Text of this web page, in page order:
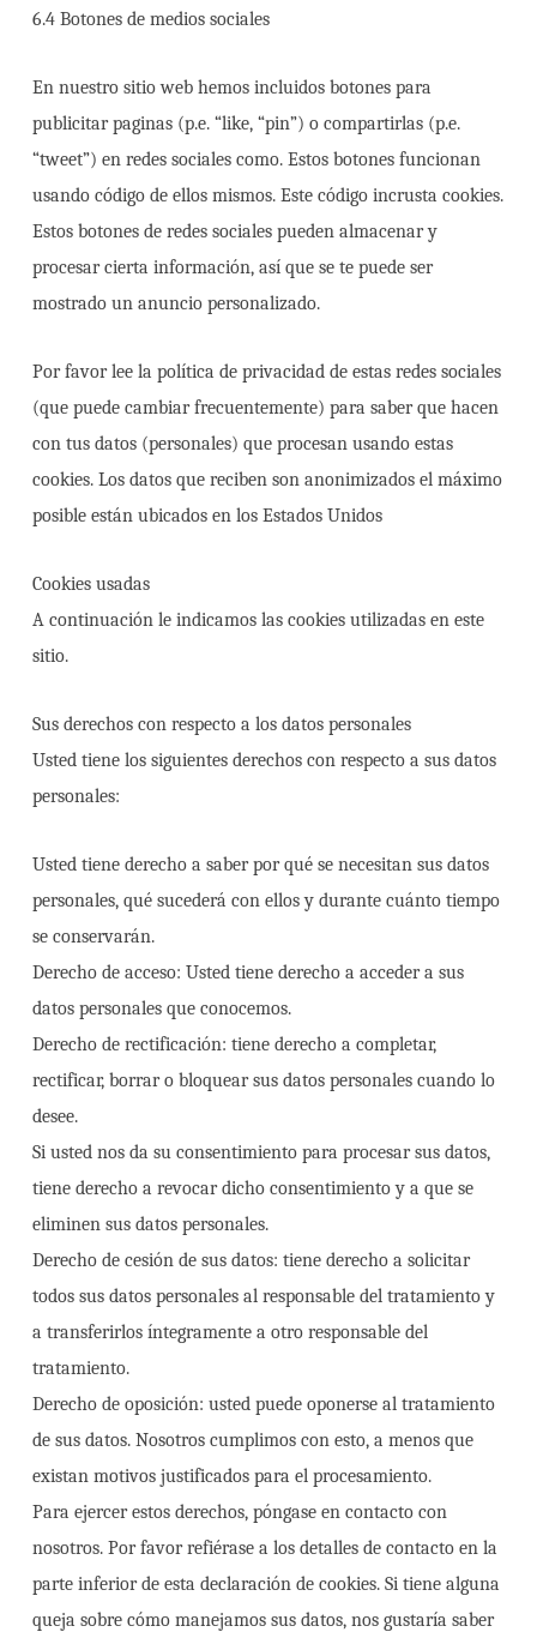
6.4 Botones de medios sociales
En nuestro sitio web hemos incluidos botones para
publicitar paginas (p.e. “like, “pin”) o compartirlas (p.e.
“tweet”) en redes sociales como. Estos botones funcionan
usando código de ellos mismos. Este código incrusta cookies.
Estos botones de redes sociales pueden almacenar y
procesar cierta información, así que se te puede ser
mostrado un anuncio personalizado.
Por favor lee la política de privacidad de estas redes sociales
(que puede cambiar frecuentemente) para saber que hacen
con tus datos (personales) que procesan usando estas
cookies. Los datos que reciben son anonimizados el máximo
posible están ubicados en los Estados Unidos
Cookies usadas
A continuación le indicamos las cookies utilizadas en este
sitio.
Sus derechos con respecto a los datos personales
Usted tiene los siguientes derechos con respecto a sus datos
personales:
Usted tiene derecho a saber por qué se necesitan sus datos
personales, qué sucederá con ellos y durante cuánto tiempo
se conservarán.
Derecho de acceso: Usted tiene derecho a acceder a sus
datos personales que conocemos.
Derecho de rectificación: tiene derecho a completar,
rectificar, borrar o bloquear sus datos personales cuando lo
desee.
Si usted nos da su consentimiento para procesar sus datos,
tiene derecho a revocar dicho consentimiento y a que se
eliminen sus datos personales.
Derecho de cesión de sus datos: tiene derecho a solicitar
todos sus datos personales al responsable del tratamiento y
a transferirlos íntegramente a otro responsable del
tratamiento.
Derecho de oposición: usted puede oponerse al tratamiento
de sus datos. Nosotros cumplimos con esto, a menos que
existan motivos justificados para el procesamiento.
Para ejercer estos derechos, póngase en contacto con
nosotros. Por favor refiérase a los detalles de contacto en la
parte inferior de esta declaración de cookies. Si tiene alguna
queja sobre cómo manejamos sus datos, nos gustaría saber